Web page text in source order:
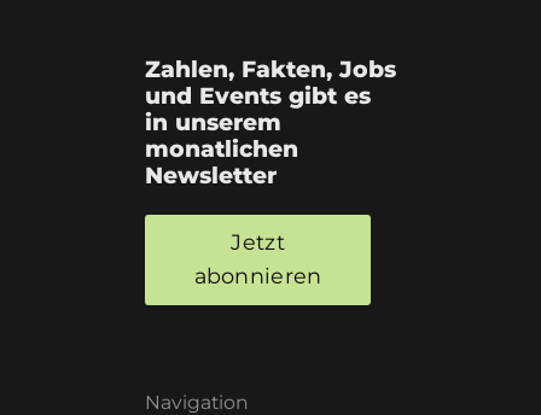
Zahlen, Fakten, Jobs
und Events gibt es
in unserem
monatlichen
Newsletter
Jetzt
abonnieren
Navigation